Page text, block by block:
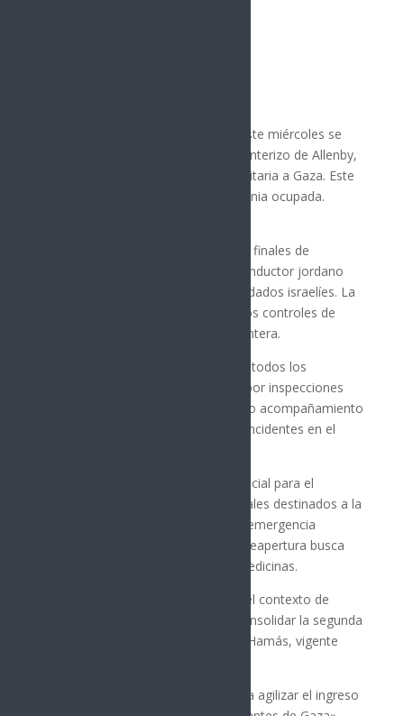
El gobierno de Israel informó que este miércoles se
reanudará la operación del paso fronterizo de Allenby,
clave para el envío de ayuda humanitaria a Gaza. Este
cruce conecta Jordania con Cisjordania ocupada.
El paso había estado cerrado desde finales de
septiembre tras un ataque de un conductor jordano
que resultó en la muerte de dos soldados israelíes. La
reapertura se realizó tras reforzar los controles de
seguridad en ambos lados de la frontera.
Autoridades israelíes señalaron que todos los
camiones de ayuda deberán pasar por inspecciones
exhaustivas. Además, circularán bajo acompañamiento
de seguridad para prevenir nuevos incidentes en el
El punto fronterizo de Allenby es crucial para el
traslado de suministros internacionales destinados a la
población gazatí, que enfrenta una emergencia
humanitaria debido al conflicto. La reapertura busca
facilitar el ingreso de alimentos y medicinas.
La reactivación del paso ocurre en el contexto de
negociaciones diplomáticas para consolidar la segunda
fase del alto al fuego entre Israel y Hamás, vigente
Según el gobierno, «la medida busca agilizar el ingreso